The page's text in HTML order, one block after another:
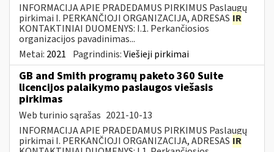
INFORMACIJA APIE PRADEDAMUS PIRKIMUS Paslaugų
pirkimai I. PERKANČIOJI ORGANIZACIJA, ADRESAS IR
KONTAKTINIAI DUOMENYS: I.1. Perkančiosios
organizacijos pavadinimas...
Metai: 2021 Pagrindinis:Viešieji pirkimai
GB and Smith programų paketo 360 Suite
licencijos palaikymo paslaugos viešasis
pirkimas
Web turinio sąrašas 2021-10-13
INFORMACIJA APIE PRADEDAMUS PIRKIMUS Paslaugų
pirkimai I. PERKANČIOJI ORGANIZACIJA, ADRESAS IR